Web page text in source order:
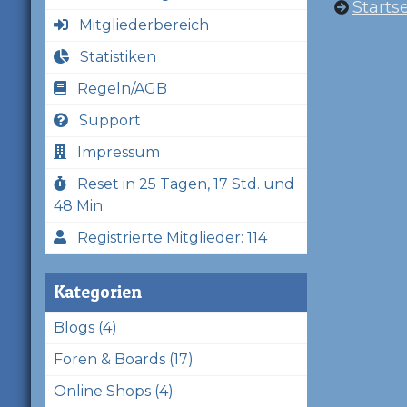
Mitgliederbereich
Statistiken
Regeln/AGB
Support
Impressum
Reset in 25 Tagen, 17 Std. und
48 Min.
Registrierte Mitglieder: 114
Kategorien
Blogs (4)
Foren & Boards (17)
Online Shops (4)